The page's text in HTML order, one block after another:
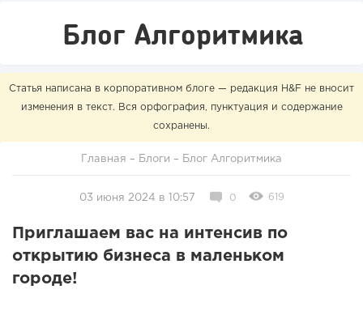
Блог Алгоритмика
Статья написана в корпоративном блоге — редакция H&F не вносит
изменения в текст. Вся орфография, пунктуация и содержание
сохранены.
Главная – Блоги – Блог Алгоритмика
03 июня 2024 в 10:57 0 619
Приглашаем вас на интенсив по
открытию бизнеса в маленьком
городе!